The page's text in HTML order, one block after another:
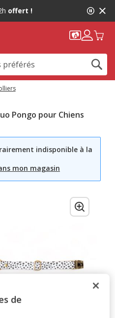
offert !
Pongo pour Chiens
indisponible à la
mon magasin
de